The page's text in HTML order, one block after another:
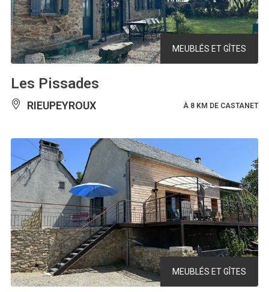
MEUBLÉS ET GÎTES
Les Pissades
RIEUPEYROUX À 8 KM DE CASTANET
MEUBLÉS ET GÎTES